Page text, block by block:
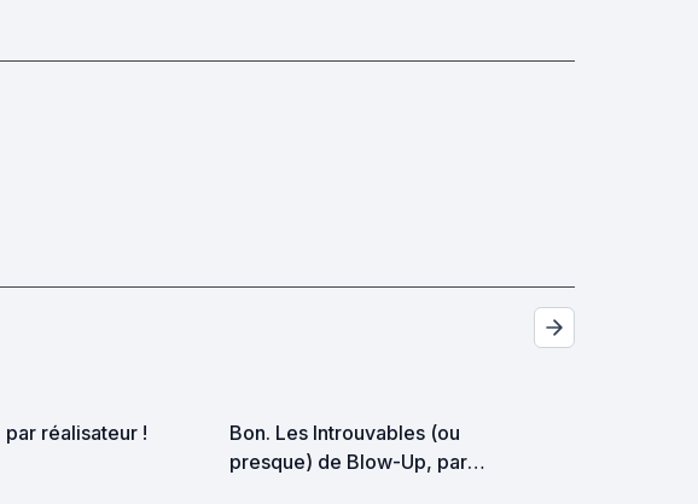
par réalisateur !
Bon. Les Introuvables (ou
presque) de Blow-Up, par